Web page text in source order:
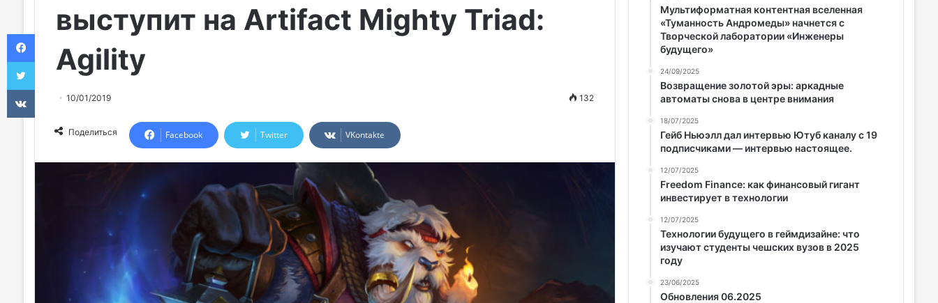
выступит на Artifact Mighty Triad:
Agility
10/01/2019 132
Поделиться Facebook Twitter VKontakte
Мультиформатная контентная вселенная
«Туманность Андромеды» начнется с
Творческой лаборатории «Инженеры
будущего»
24/09/2025
Возвращение золотой эры: аркадные
автоматы снова в центре внимания
18/07/2025
Гейб Ньюэлл дал интервью Ютуб каналу с 19
подписчиками — интервью настоящее.
12/07/2025
Freedom Finance: как финансовый гигант
инвестирует в технологии
12/07/2025
Технологии будущего в геймдизайне: что
изучают студенты чешских вузов в 2025
году
23/06/2025
Обновления 06.2025
Twitter